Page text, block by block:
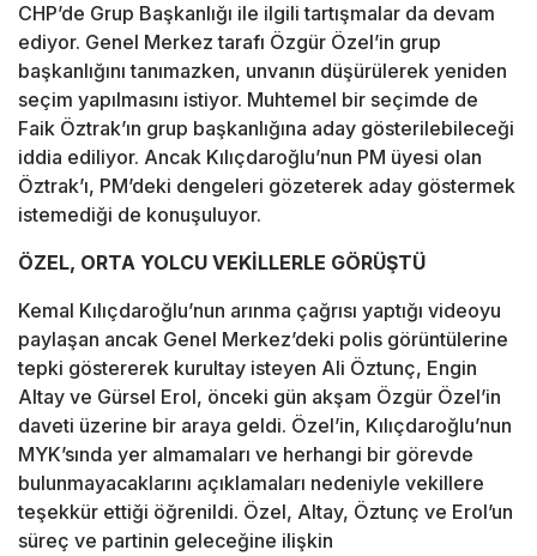
CHP’de Grup Başkanlığı ile ilgili tartışmalar da devam
ediyor. Genel Merkez tarafı Özgür Özel’in grup
başkanlığını tanımazken, unvanın düşürülerek yeniden
seçim yapılmasını istiyor. Muhtemel bir seçimde de
Faik Öztrak’ın grup başkanlığına aday gösterilebileceği
iddia ediliyor. Ancak Kılıçdaroğlu’nun PM üyesi olan
Öztrak’ı, PM’deki dengeleri gözeterek aday göstermek
istemediği de konuşuluyor.
ÖZEL, ORTA YOLCU VEKİLLERLE GÖRÜŞTÜ
Kemal Kılıçdaroğlu’nun arınma çağrısı yaptığı videoyu
paylaşan ancak Genel Merkez’deki polis görüntülerine
tepki göstererek kurultay isteyen Ali Öztunç, Engin
Altay ve Gürsel Erol, önceki gün akşam Özgür Özel’in
daveti üzerine bir araya geldi. Özel’in, Kılıçdaroğlu’nun
MYK’sında yer almamaları ve herhangi bir görevde
bulunmayacaklarını açıklamaları nedeniyle vekillere
teşekkür ettiği öğrenildi. Özel, Altay, Öztunç ve Erol’un
süreç ve partinin geleceğine ilişkin